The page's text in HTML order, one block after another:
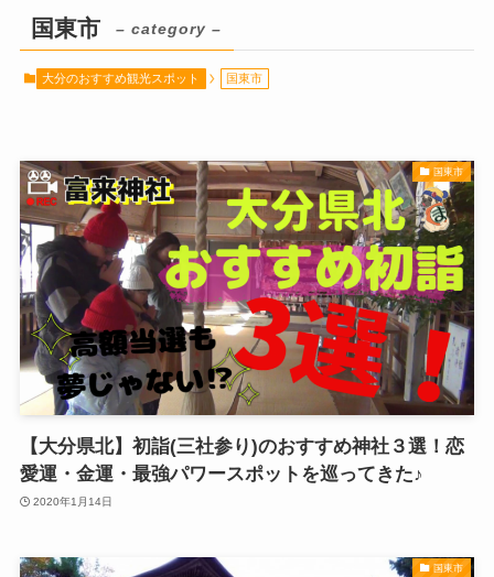
国東市 – category –
大分のおすすめ観光スポット 国東市
国東市
【大分県北】初詣(三社参り)のおすすめ神社３選！恋
愛運・金運・最強パワースポットを巡ってきた♪
2020年1月14日
国東市